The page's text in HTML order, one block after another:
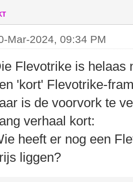
Mar-2024, 09:34 PM
Flevotrike is helaas
'kort' Flevotrike-
is de voorvork te
verhaal kort:
heeft er nog een
liggen?